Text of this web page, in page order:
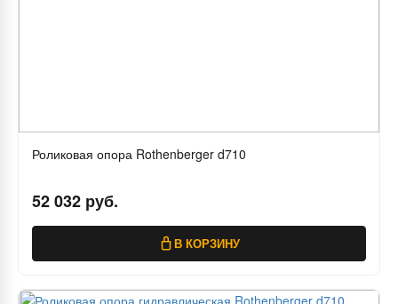
Роликовая опора Rothenberger d710
52 032 руб.
В КОРЗИНУ